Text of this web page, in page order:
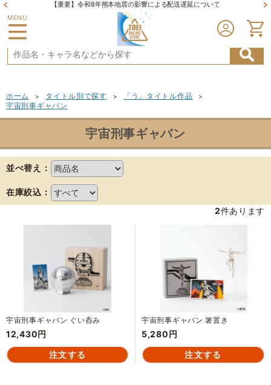
【重要】令和8年熊本地震の影響による配送遅延について
MENU
ホーム > タイトル別で探す > 「う」タイトル作品 >
宇宙刑事ギャバン
宇宙刑事ギャバン
並べ替え：
在庫絞込：
2件あります
宇宙刑事ギャバン ぐい呑み
12,430円
宇宙刑事ギャバン 箸置き
5,280円